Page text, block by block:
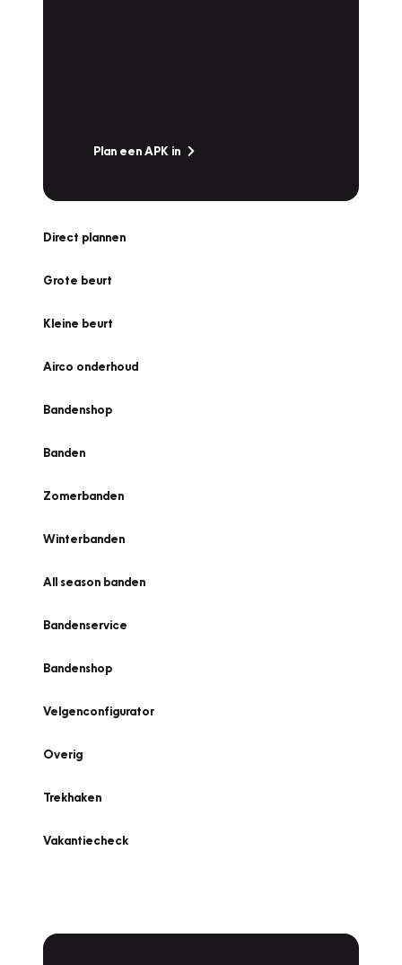
Plan een APK in
Direct plannen
Grote beurt
Kleine beurt
Airco onderhoud
Bandenshop
Banden
Zomerbanden
Winterbanden
All season banden
Bandenservice
Bandenshop
Velgenconfigurator
Overig
Trekhaken
Vakantiecheck